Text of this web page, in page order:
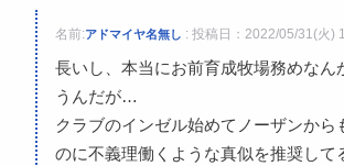
名前:アドマイヤ名無し : 投稿日：2022/05/31(火)
長いし、本当にお前育成牧場務めなん
うんだが…
クラブのインゼル始めてノーザンから
のに不義理働くような真似を推奨して